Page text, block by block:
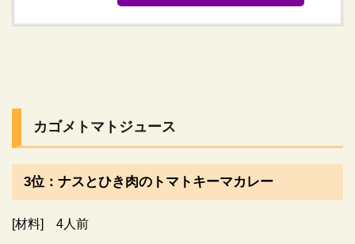
カゴメトマトジュース
3位：ナスとひき肉のトマトキーマカレー
[材料] 4人前